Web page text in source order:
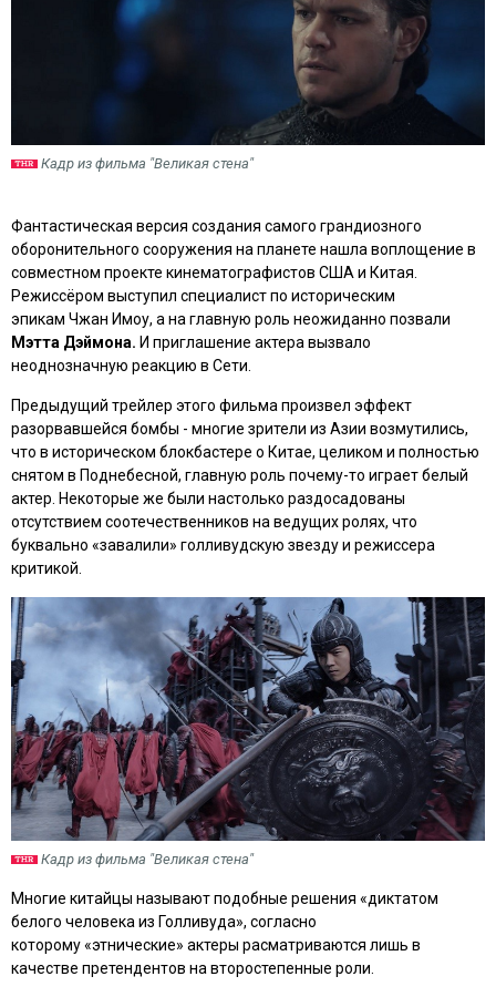
Кадр из фильма "Великая стена"
Фантастическая версия создания самого грандиозного
оборонительного сооружения на планете нашла воплощение в
совместном проекте кинематографистов США и Китая.
Режиссёром выступил специалист по историческим
эпикам Чжан Имоу, а на главную роль неожиданно позвали
Мэтта Дэймона. И приглашение актера вызвало
неоднозначную реакцию в Сети.
Предыдущий трейлер этого фильма произвел эффект
разорвавшейся бомбы - многие зрители из Азии возмутились,
что в историческом блокбастере о Китае, целиком и полностью
снятом в Поднебесной, главную роль почему-то играет белый
актер. Некоторые же были настолько раздосадованы
отсутствием соотечественников на ведущих ролях, что
буквально «завалили» голливудскую звезду и режиссера
критикой.
Кадр из фильма "Великая стена"
Многие китайцы называют подобные решения «диктатом
белого человека из Голливуда», согласно
которому «этнические» актеры расматриваются лишь в
качестве претендентов на второстепенные роли.